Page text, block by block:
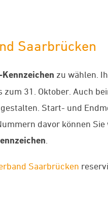
Saarbrücken
zu wählen.
31. Oktober. Auch
Start- und
davor können Sie
Saarbrücken